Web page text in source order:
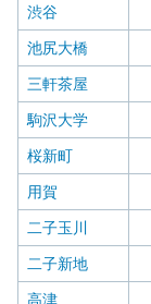
渋谷
池尻大橋
三軒茶屋
駒沢大学
桜新町
用賀
二子玉川
二子新地
高津